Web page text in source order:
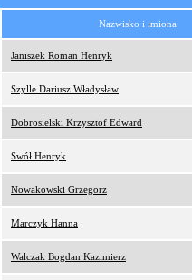
Nazwisko i imiona
Janiszek Roman Henryk
Szylle Dariusz Władysław
Dobrosielski Krzysztof Edward
Swół Henryk
Nowakowski Grzegorz
Marczyk Hanna
Walczak Bogdan Kazimierz